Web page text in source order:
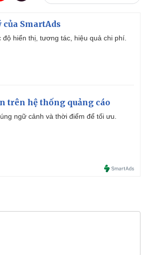
SmartAds
hiển thị, tương tác, hiệu quả chi phí.
trên hệ thống quảng cáo
ngữ cảnh và thời điểm để tối ưu.